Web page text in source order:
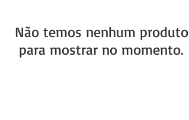
Não temos nenhum produto
para mostrar no momento.